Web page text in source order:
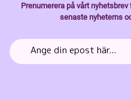
Prenumerera på vårt
senaste nyheterns